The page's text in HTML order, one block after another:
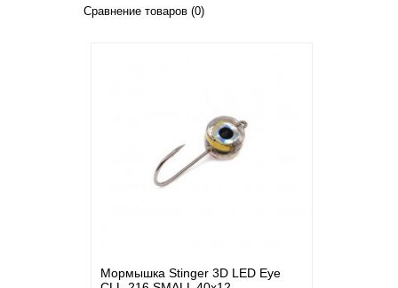
Сравнение товаров (0)
Мормышка Stinger 3D LED Eye